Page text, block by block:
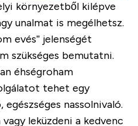
környezetből kilépve
unalmat is megélhetsz.
evés” jelenségét
szükséges bemutatni.
éhségroham
tehet egy
nassolnivaló.
leküzdeni a kedvenc